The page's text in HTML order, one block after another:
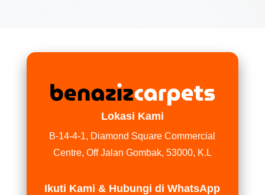
Lokasi Kami
B-14-4-1, Diamond Square Commercial
Centre, Off Jalan Gombak, 53000, K.L
Ikuti Kami & Hubungi di WhatsApp